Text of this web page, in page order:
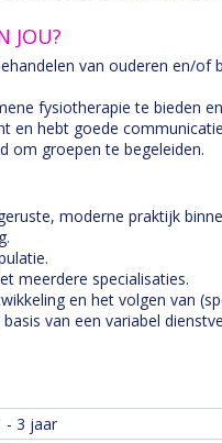
JOU?
van ouderen en/
fysiotherapie te bieden
en hebt goede
om groepen te begeleiden.
moderne praktijk
meerdere specialisaties.
en het volgen van
van een variabel
- 3 jaar